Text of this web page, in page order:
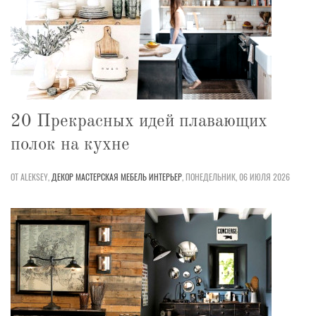
20 Прекрасных идей плавающих
полок на кухне
ОТ ALEKSEY, ДЕКОРМАСТЕРСКАЯ МЕБЕЛЬИНТЕРЬЕР,ПОНЕДЕЛЬНИК, 06 ИЮЛЯ 2026